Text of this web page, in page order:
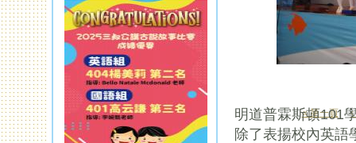
頁面
« 第一頁
明道普霖斯頓101
除了表揚校內英語